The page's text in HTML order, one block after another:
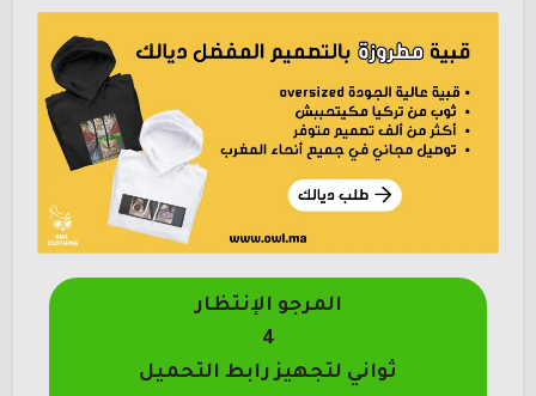
المرجو الإنتظار
4
ثواني لتجهيز رابط التحميل